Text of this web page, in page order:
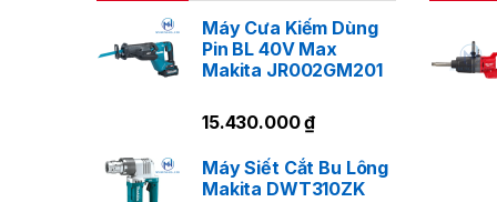
Máy Cưa Kiếm Dùng
Pin BL 40V Max
Makita JR002GM201
15.430.000₫
Máy Siết Cắt Bu Lông
Makita DWT310ZK